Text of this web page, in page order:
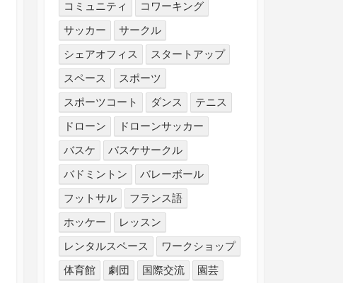
コミュニティ
コワーキング
サッカー
サークル
シェアオフィス
スタートアップ
スペース
スポーツ
スポーツコート
ダンス
テニス
ドローン
ドローンサッカー
バスケ
バスケサークル
バドミントン
バレーボール
フットサル
フランス語
ホッケー
レッスン
レンタルスペース
ワークショップ
体育館
劇団 国際交流
園芸